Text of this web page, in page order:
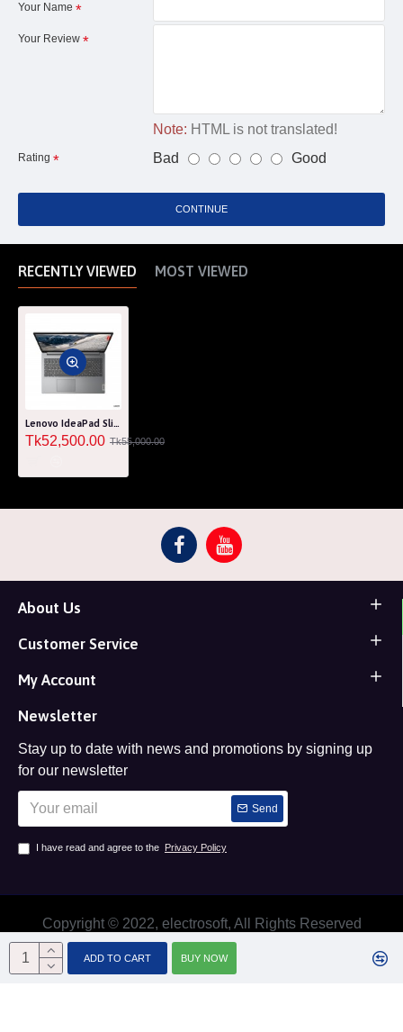
ADD TO CART BUY NOW
Your Name
Your Review
Note: HTML is not translated!
Rating Bad Good
CONTINUE
RECENTLY VIEWED MOST VIEWED
Lenovo IdeaPad Slim 1 15AMN7 Ryzen 3 7320U 15.6" FHD Laptop
Tk52,500.00 Tk55,000.00
About Us
Customer Service
My Account
Newsletter
Stay up to date with news and promotions by signing up
for our newsletter
Send
I have read and agree to the Privacy Policy
Copyright © 2022, electrosoft, All Rights Reserved